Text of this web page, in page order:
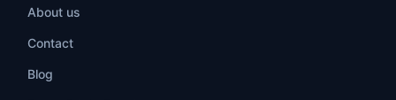
About us
Contact
Blog